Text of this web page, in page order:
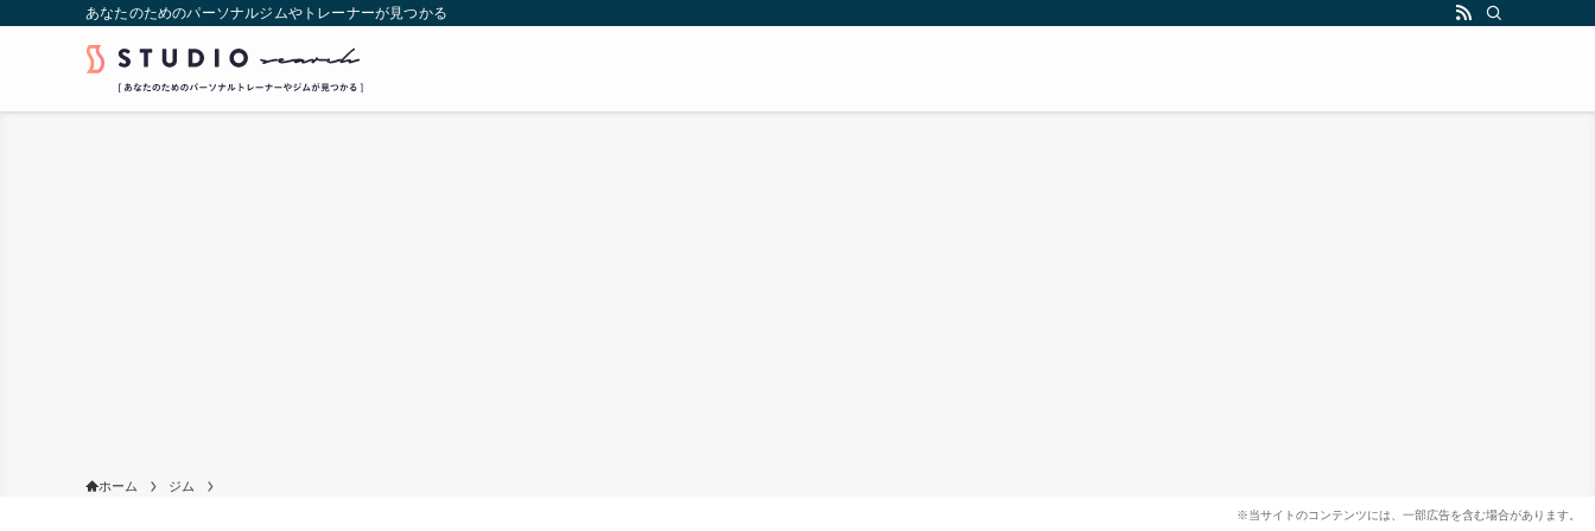
あなたのためのパーソナルジムやトレーナーが見つかる
ホーム ジム